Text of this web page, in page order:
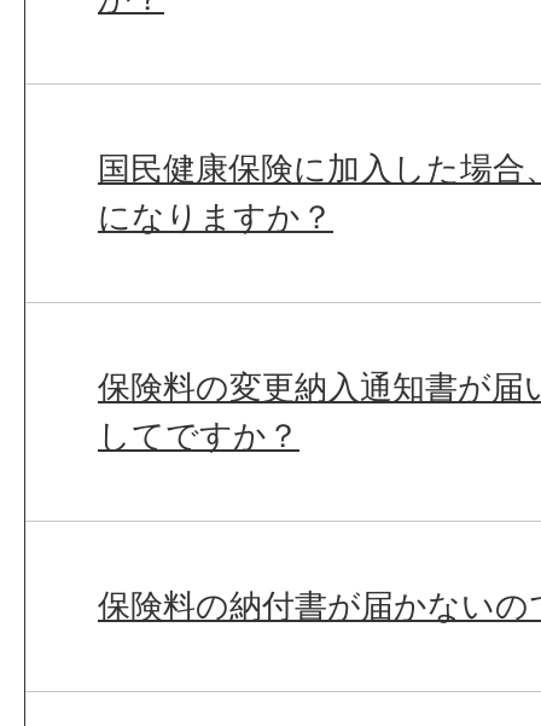
国民健康保険に加入した場
になりますか？
保険料の変更納入通知書が
してですか？
保険料の納付書が届かないの